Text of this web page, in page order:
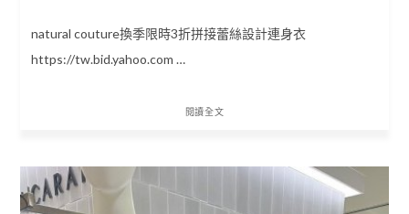
natural couture換季限時3折拼接蕾絲設計連身衣
https://tw.bid.yahoo.com …
閱讀全文